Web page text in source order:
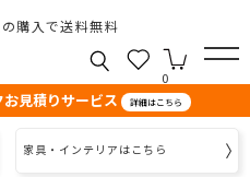
購入で送料無料
0
見積りサービス 詳細はこちら
家具・インテリアはこちら